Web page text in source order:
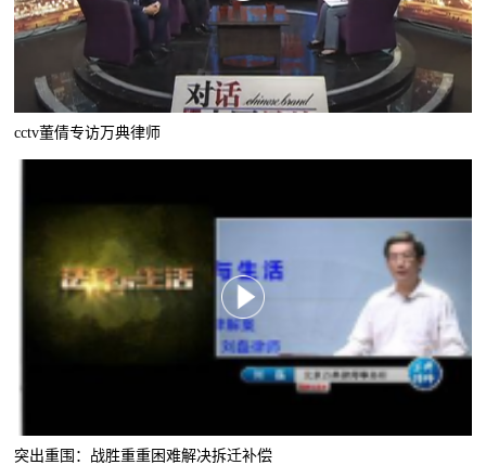
cctv董倩专访万典律师
突出重围：战胜重重困难解决拆迁补偿